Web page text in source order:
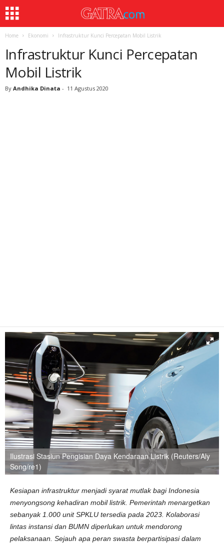
Home Ekonomi Infrastruktur Kunci Percepatan Mobil Listrik
Infrastruktur Kunci Percepatan
Mobil Listrik
By Andhika Dinata - 11 Agustus 2020
Ilustrasi Stasiun Pengisian Daya Kendaraan Listrik (Reuters/Aly
Song/re1)
Kesiapan infrastruktur menjadi syarat mutlak bagi Indonesia
menyongsong kehadiran mobil listrik. Pemerintah menargetkan
sebanyak 1.000 unit SPKLU tersedia pada 2023. Kolaborasi
lintas instansi dan BUMN diperlukan untuk mendorong
pelaksanaan. Sejauh apa peran swasta berpartisipasi dalam